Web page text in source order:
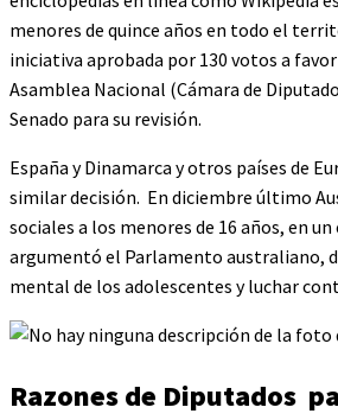
menores de quince años en todo el
iniciativa aprobada por 130 votos a
Asamblea Nacional (Cámara de
Senado para su revisión.
España y Dinamarca y otros países de
similar decisión. En diciembre último
sociales a los menores de 16 años, en
argumentó el Parlamento australiano,
mental de los adolescentes y luchar
Razones de Diputados